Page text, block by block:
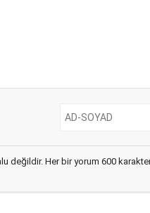
Her bir yorum 600